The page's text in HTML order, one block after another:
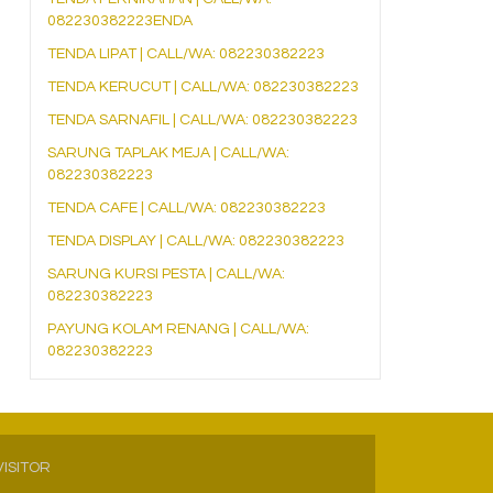
082230382223ENDA
TENDA LIPAT | CALL/WA: 082230382223
TENDA KERUCUT | CALL/WA: 082230382223
TENDA SARNAFIL | CALL/WA: 082230382223
SARUNG TAPLAK MEJA | CALL/WA:
082230382223
TENDA CAFE | CALL/WA: 082230382223
TENDA DISPLAY | CALL/WA: 082230382223
SARUNG KURSI PESTA | CALL/WA:
082230382223
PAYUNG KOLAM RENANG | CALL/WA:
082230382223